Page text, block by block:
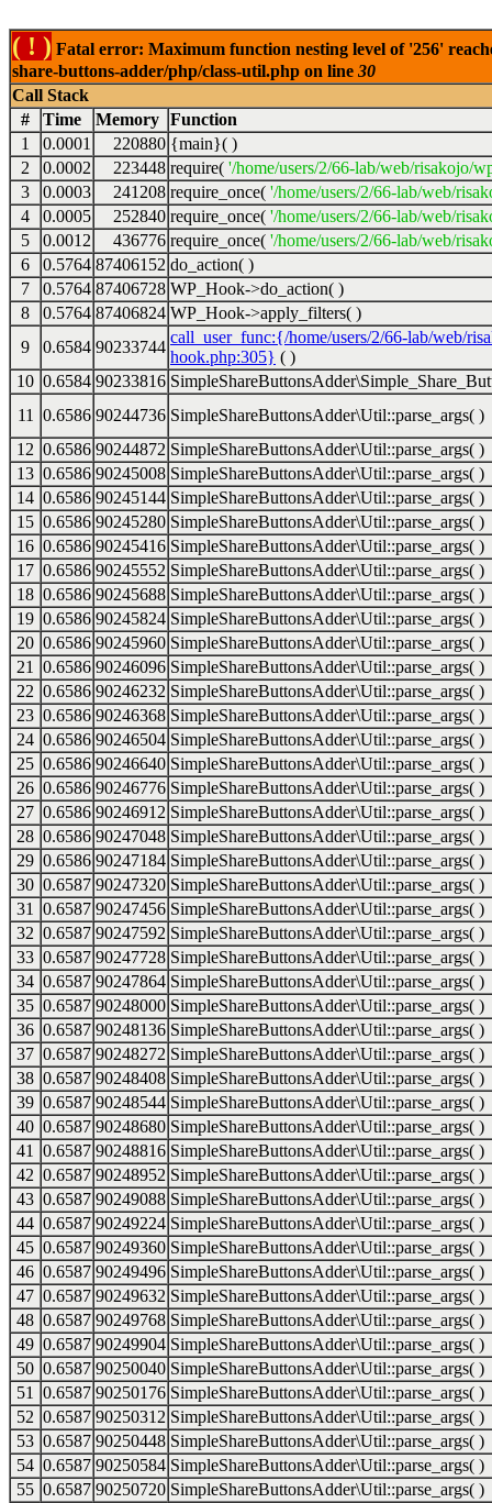
( ! ) Fatal error: Maximum function nesting level of '256'
share-buttons-adder/php/class-util.php on line 30
Call Stack
#
Time Memory Function
1
0.0001 220880 {main}( )
2
0.0002 223448 require( '/home/users/2/66-lab/web/risakojo/
3
0.0003 241208 require_once( '/home/users/2/66-lab/web/
4
0.0005 252840 require_once( '/home/users/2/66-lab/web/
5
0.0012 436776 require_once( '/home/users/2/66-lab/web/
6
0.5764 87406152 do_action( )
7
0.5764 87406728 WP_Hook->do_action( )
8
0.5764 87406824 WP_Hook->apply_filters( )
9
0.6584 90233744
call_user_func:{/home/users/2/66-lab/web/
hook.php:305} ( )
10 0.6584 90233816
11
0.6586 90244736 SimpleShareButtonsAdder\Util::parse_args( )
12 0.6586 90244872 SimpleShareButtonsAdder\Util::parse_args( )
13 0.6586 90245008 SimpleShareButtonsAdder\Util::parse_args( )
14 0.6586 90245144 SimpleShareButtonsAdder\Util::parse_args( )
15 0.6586 90245280 SimpleShareButtonsAdder\Util::parse_args( )
16 0.6586 90245416 SimpleShareButtonsAdder\Util::parse_args( )
17 0.6586 90245552 SimpleShareButtonsAdder\Util::parse_args( )
18 0.6586 90245688 SimpleShareButtonsAdder\Util::parse_args( )
19 0.6586 90245824 SimpleShareButtonsAdder\Util::parse_args( )
20 0.6586 90245960 SimpleShareButtonsAdder\Util::parse_args( )
21
0.6586 90246096 SimpleShareButtonsAdder\Util::parse_args( )
22 0.6586 90246232 SimpleShareButtonsAdder\Util::parse_args( )
23 0.6586 90246368 SimpleShareButtonsAdder\Util::parse_args( )
24 0.6586 90246504 SimpleShareButtonsAdder\Util::parse_args( )
25 0.6586 90246640 SimpleShareButtonsAdder\Util::parse_args( )
26 0.6586 90246776 SimpleShareButtonsAdder\Util::parse_args( )
27 0.6586 90246912 SimpleShareButtonsAdder\Util::parse_args( )
28 0.6586 90247048 SimpleShareButtonsAdder\Util::parse_args( )
29 0.6586 90247184 SimpleShareButtonsAdder\Util::parse_args( )
30 0.6587 90247320 SimpleShareButtonsAdder\Util::parse_args( )
31
0.6587 90247456 SimpleShareButtonsAdder\Util::parse_args( )
32 0.6587 90247592 SimpleShareButtonsAdder\Util::parse_args( )
33 0.6587 90247728 SimpleShareButtonsAdder\Util::parse_args( )
34 0.6587 90247864 SimpleShareButtonsAdder\Util::parse_args( )
35 0.6587 90248000 SimpleShareButtonsAdder\Util::parse_args( )
36 0.6587 90248136 SimpleShareButtonsAdder\Util::parse_args( )
37 0.6587 90248272 SimpleShareButtonsAdder\Util::parse_args( )
38 0.6587 90248408 SimpleShareButtonsAdder\Util::parse_args( )
39 0.6587 90248544 SimpleShareButtonsAdder\Util::parse_args( )
40 0.6587 90248680 SimpleShareButtonsAdder\Util::parse_args( )
41
0.6587 90248816 SimpleShareButtonsAdder\Util::parse_args( )
42 0.6587 90248952 SimpleShareButtonsAdder\Util::parse_args( )
43 0.6587 90249088 SimpleShareButtonsAdder\Util::parse_args( )
44 0.6587 90249224 SimpleShareButtonsAdder\Util::parse_args( )
45 0.6587 90249360 SimpleShareButtonsAdder\Util::parse_args( )
46 0.6587 90249496 SimpleShareButtonsAdder\Util::parse_args( )
47 0.6587 90249632 SimpleShareButtonsAdder\Util::parse_args( )
48 0.6587 90249768 SimpleShareButtonsAdder\Util::parse_args( )
49 0.6587 90249904 SimpleShareButtonsAdder\Util::parse_args( )
50 0.6587 90250040 SimpleShareButtonsAdder\Util::parse_args( )
51
0.6587 90250176 SimpleShareButtonsAdder\Util::parse_args( )
52 0.6587 90250312 SimpleShareButtonsAdder\Util::parse_args( )
53 0.6587 90250448 SimpleShareButtonsAdder\Util::parse_args( )
54 0.6587 90250584 SimpleShareButtonsAdder\Util::parse_args( )
55 0.6587 90250720 SimpleShareButtonsAdder\Util::parse_args( )